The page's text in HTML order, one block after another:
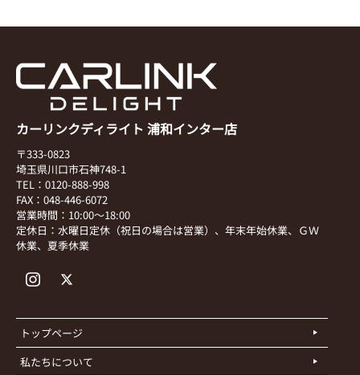
カーリンクディライト 浦和インター店
〒333-0823
埼玉県川口市石神748-1
TEL：0120-888-998
FAX：048-446-6072
営業時間：10:00～18:00
定休日：水曜日定休（祝日の場合は営業）、年末年始休業、ＧＷ
休業、夏季休業
トップページ
私たちについて